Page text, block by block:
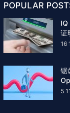
POPULAR
IQ
证
16
锯
5